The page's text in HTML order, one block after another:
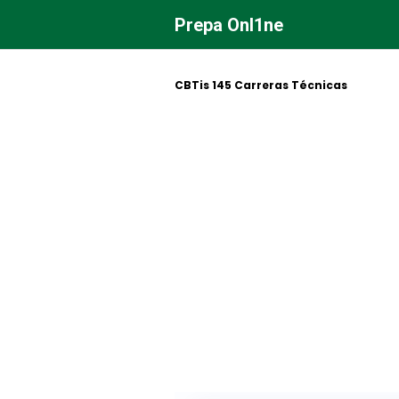
contenido
Prepa Onl1ne
CBTis 145 Carreras Técnicas